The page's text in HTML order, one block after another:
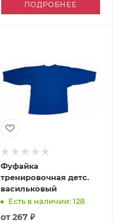
ПОДРОБНЕЕ
Фуфайка
тренировочная детс.
васильковый
Есть в наличии: 128
от267 ₽